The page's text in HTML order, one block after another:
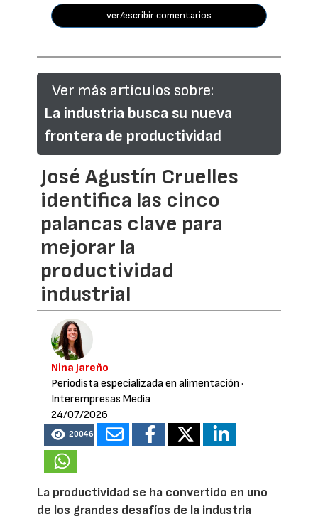
ver/escribir comentarios
Ver más artículos sobre:
La industria busca su nueva
frontera de productividad
José Agustín Cruelles
identifica las cinco
palancas clave para
mejorar la
productividad
industrial
Nina Jareño
Periodista especializada en alimentación ·
Interempresas Media
24/07/2026
20046
La productividad se ha convertido en uno
de los grandes desafíos de la industria